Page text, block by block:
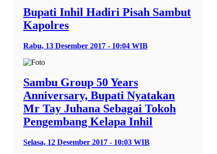
Bupati Inhil Hadiri Pisah Sambut
Kapolres
Rabu, 13 Desember 2017 - 10:04 WIB
Sambu Group 50 Years
Anniversary, Bupati Nyatakan
Mr Tay Juhana Sebagai Tokoh
Pengembang Kelapa Inhil
Selasa, 12 Desember 2017 - 10:03 WIB